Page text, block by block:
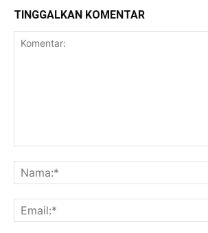
TINGGALKAN KOMENTAR